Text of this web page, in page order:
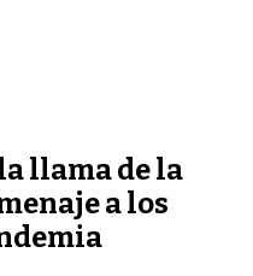
llama de la
a los